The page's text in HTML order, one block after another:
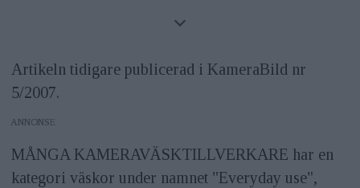
Artikeln tidigare publicerad i KameraBild nr
5/2007.
ANNONS
MÅNGA KAMERAVÄSKTILLVERKARE har en
kategori väskor under namnet "Everyday use",